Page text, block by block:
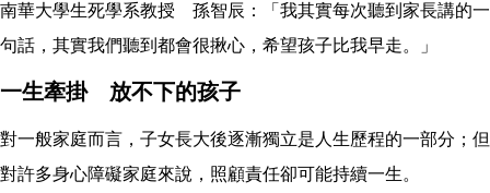
南華大學生死學系教授 孫智辰：「我其實每次聽到家長講的一
句話，其實我們聽到都會很揪心，希望孩子比我早走。」
一生牽掛 放不下的孩子
對一般家庭而言，子女長大後逐漸獨立是人生歷程的一部分；但
對許多身心障礙家庭來說，照顧責任卻可能持續一生。